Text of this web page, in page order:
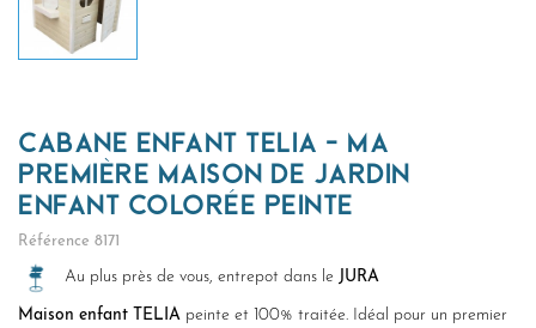
CABANE ENFANT TELIA - MA
PREMIÈRE MAISON DE JARDIN
ENFANT COLORÉE PEINTE
Référence 8171
Au plus près de vous, entrepot dans le JURA
Maison enfant TELIA peinte et 100% traitée. Idéal pour un premier